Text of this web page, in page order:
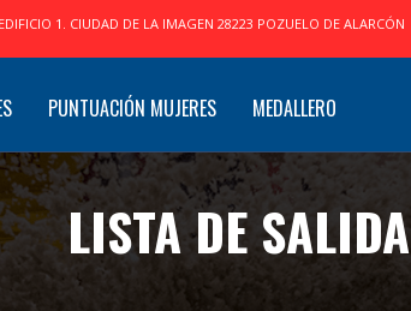
1. CIUDAD DE LA IMAGEN 28223 POZUELO DE ALARCÓN
PUNTUACIÓN MUJERES MEDALLERO
LISTA DE SALIDA